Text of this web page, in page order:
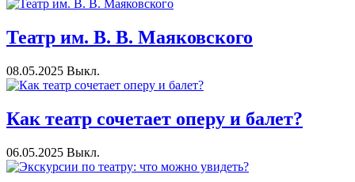
Театр им. В. В. Маяковского
08.05.2025 Выкл.
Как театр сочетает оперу и балет?
06.05.2025 Выкл.